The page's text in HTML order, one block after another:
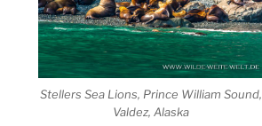
Stellers Sea Lions, Prince William Sound,
Valdez, Alaska